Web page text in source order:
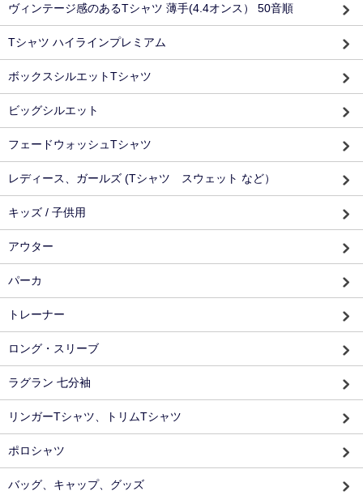
ヴィンテージ感のあるTシャツ 薄手(4.4オンス） 50音順
Tシャツ ハイラインプレミアム
ボックスシルエットTシャツ
ビッグシルエット
フェードウォッシュTシャツ
レディース、ガールズ (Tシャツ スウェット など）
キッズ / 子供用
アウター
パーカ
トレーナー
ロング・スリーブ
ラグラン 七分袖
リンガーTシャツ、トリムTシャツ
ポロシャツ
バッグ、キャップ、グッズ